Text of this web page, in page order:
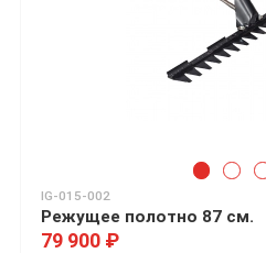
IG-015-002
Режущее полотно 87 см.
79 900 ₽